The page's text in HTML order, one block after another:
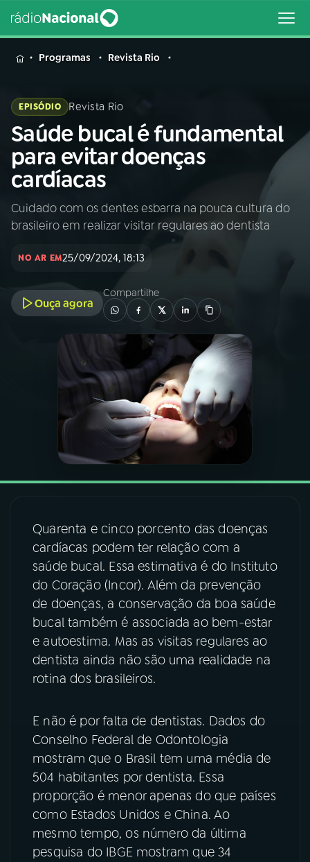
MENU
Buscar
na
Rádio
Nacional
Buscar
AO VIVO
INÍCIO
A RÁDIO
PROGRAMAÇÃO
PROGRAMAS
PODCASTS
06VIDEOCASTS
07ÚLTIMAS
08FESTIVAL DE MÚSICA
ACOMPANHE A RÁDIO NACIONAL
YouTube Facebook
Instagram
TikTok
Programas Revista Rio
EPISÓDIO Revista Rio
Saúde bucal é fundamental
para evitar doenças
cardíacas
Cuidado com os dentes esbarra na pouca cultura do
brasileiro em realizar visitar regulares ao dentista
NO AR EM25/09/2024, 18:13
Ouça agora
Compartilhe
Quarenta e cinco porcento das doenças
cardíacas podem ter relação com a
saúde bucal. Essa estimativa é do Instituto
do Coração (Incor). Além da prevenção
de doenças, a conservação da boa saúde
bucal também é associada ao bem-estar
e autoestima. Mas as visitas regulares ao
dentista ainda não são uma realidade na
rotina dos brasileiros.
E não é por falta de dentistas. Dados do
Conselho Federal de Odontologia
mostram que o Brasil tem uma média de
504 habitantes por dentista. Essa
proporção é menor apenas do que países
como Estados Unidos e China. Ao
mesmo tempo, os número da última
pesquisa do IBGE mostram que 34